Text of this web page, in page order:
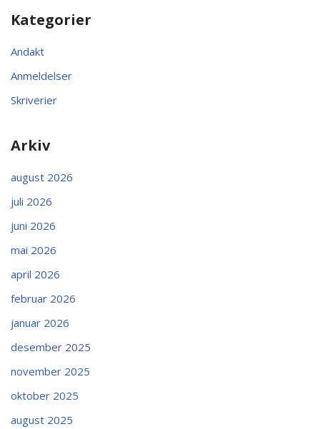
Kategorier
Andakt
Anmeldelser
Skriverier
Arkiv
august 2026
juli 2026
juni 2026
mai 2026
april 2026
februar 2026
januar 2026
desember 2025
november 2025
oktober 2025
august 2025